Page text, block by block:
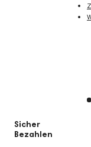
Sicher
Bezahlen